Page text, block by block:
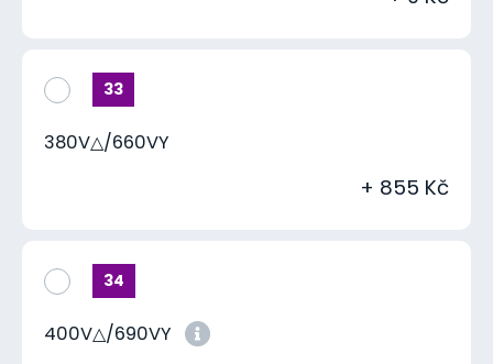
33
380V△/660VY
+ 855 Kč
34
400V△/690VY